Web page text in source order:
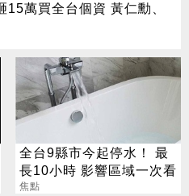
15萬買全台個資 黃仁勳、
全台9縣市今起停水！ 最
長10小時 影響區域一次看
焦點